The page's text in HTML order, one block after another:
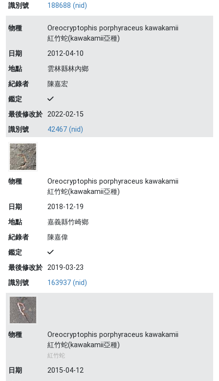
識別號 188688 (nid)
物種
Oreocryptophis porphyraceus kawakamii
紅竹蛇(kawakamii亞種)
日期
2012-04-10
地點
雲林縣林內鄉
紀錄者
陳嘉宏
鑑定
最後修改於 2022-02-15
識別號
42467 (nid)
物種
Oreocryptophis porphyraceus kawakamii
紅竹蛇(kawakamii亞種)
日期
2018-12-19
地點
嘉義縣竹崎鄉
紀錄者
陳嘉偉
鑑定
最後修改於 2019-03-23
識別號
163937 (nid)
物種
Oreocryptophis porphyraceus kawakamii
紅竹蛇(kawakamii亞種)
紅竹蛇
日期
2015-04-12